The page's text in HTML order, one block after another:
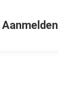
Aanmelden